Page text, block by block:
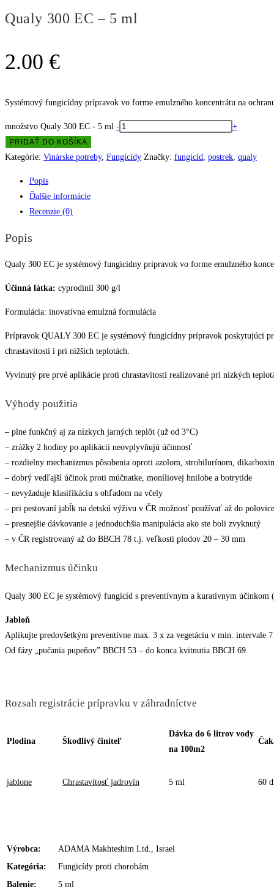
Qualy 300 EC – 5 ml
2.00 €
Systémový fungicídny prípravok vo forme emulzného koncentrátu na
množstvo Qualy 300 EC - 5 ml - +
PRIDAŤ DO KOŠÍKA
Kategórie: Vinárske potreby, Fungicídy Značky: fungicíd postrek qualy
Popis
Ďalšie informácie
Recenzie (0)
Popis
Qualy 300 EC je systémový fungicídny prípravok vo forme emulzného
Účinná látka: cyprodinil 300 g/l
Formulácia: inovatívna emulzná formulácia
Prípravok QUALY 300 EC je systémový fungicídny prípravok poskytujúci
chrastavitosti i pri nižších teplotách.
Vyvinutý pre prvé aplikácie proti chrastavitosti realizované pri nízkých
Výhody použitia
– plne funkčný aj za nízkych jarných teplôt (už od 3°C)
– zrážky 2 hodiny po aplikácii neovplyvňujú účinnosť
– rozdielny mechanizmus pôsobenia oproti azolom, strobilurínom,
– dobrý vedľajší účinok proti múčnatke, moníliovej hnilobe a botrytíde
– nevyžaduje klasifikáciu s ohľadom na včely
– pri pestovaní jabĺk na detskú výživu v ČR možnosť používať až do
– presnejšie dávkovanie a jednoduchšia manipulácia ako ste boli zvyknutý
– v ČR registrovaný až do BBCH 78 t.j. veľkosti plodov 20 – 30 mm
Mechanizmus účinku
Qualy 300 EC je systémový fungicíd s preventívnym a kuratívnym
Jabloň
Aplikujte predovšetkým preventívne max. 3 x za vegetáciu v min. intervale
Od fázy „pučania pupeňov” BBCH 53 – do konca kvitnutia BBCH 69.
Rozsah registrácie prípravku v záhradníctve
Plodina Škodlivý činiteľ
Dávka do 6 litrov vody
na 100m2
jablone Chrastavitosť jadrovín 5 ml 60
Výrobca:
ADAMA Makhteshim Ltd., Israel
Kategória:
Fungicídy proti chorobám
Balenie:
5 ml